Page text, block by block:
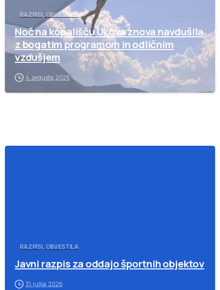
RAZPISI, OBVESTILA
Noč na kopališču Ukova znova navdušila
z bogatim programom in odličnim
vzdušjem
4. avgusta, 2026
RAZPISI, OBVESTILA
Javni razpis za oddajo športnih objektov
31. julija, 2026